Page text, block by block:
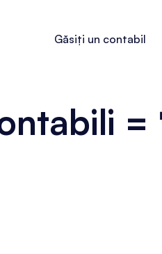
Găsiți un contabil
=